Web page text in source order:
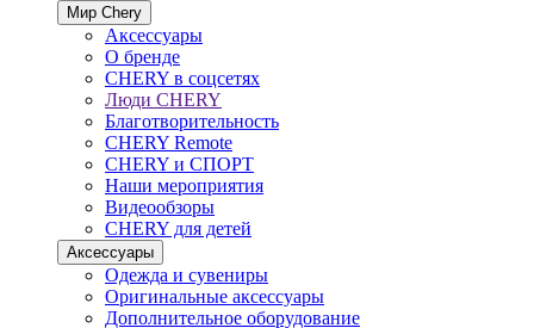
Мир Chery
Аксессуары
О бренде
CHERY в соцсетях
Люди CHERY
Благотворительность
CHERY Remote
CHERY и СПОРТ
Наши мероприятия
Видеообзоры
CHERY для детей
Аксессуары
Одежда и сувениры
Оригинальные аксессуары
Дополнительное оборудование